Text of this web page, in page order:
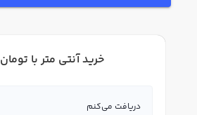
خرید آنتی متر با
دریافت می‌کنم